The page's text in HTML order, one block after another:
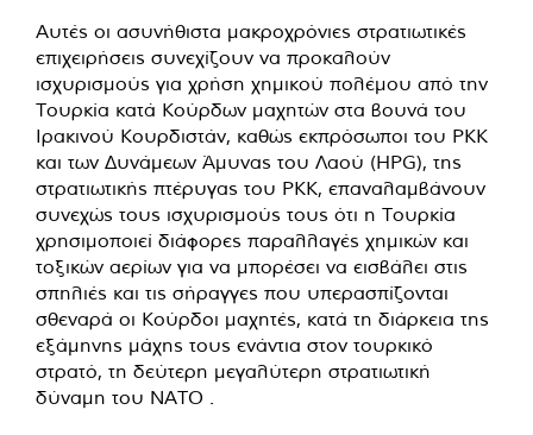
Αυτές οι ασυνήθιστα μακροχρόνιες στρατιωτικές
επιχειρήσεις συνεχίζουν να προκαλούν
ισχυρισμούς για χρήση χημικού πολέμου από την
Τουρκία κατά Κούρδων μαχητών στα βουνά του
Ιρακινού Κουρδιστάν, καθώς εκπρόσωποι του PKK
και των Δυνάμεων Άμυνας του Λαού (HPG), της
στρατιωτικής πτέρυγας του PKK, επαναλαμβάνουν
συνεχώς τους ισχυρισμούς τους ότι η Τουρκία
χρησιμοποιεί διάφορες παραλλαγές χημικών και
τοξικών αερίων για να μπορέσει να εισβάλει στις
σπηλιές και τις σήραγγες που υπερασπίζονται
σθεναρά οι Κούρδοι μαχητές, κατά τη διάρκεια της
εξάμηνης μάχης τους ενάντια στον τουρκικό
στρατό, τη δεύτερη μεγαλύτερη στρατιωτική
δύναμη του ΝΑΤΟ .